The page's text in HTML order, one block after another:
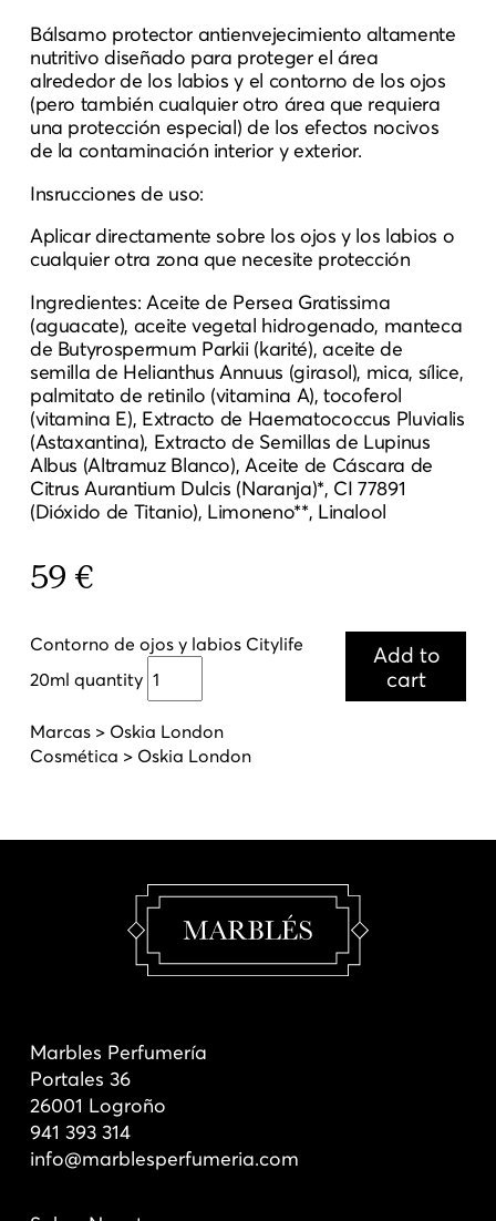
Bálsamo protector antienvejecimiento altamente
nutritivo diseñado para proteger el área
alrededor de los labios y el contorno de los ojos
(pero también cualquier otro área que requiera
una protección especial) de los efectos nocivos
de la contaminación interior y exterior.
Insrucciones de uso:
Aplicar directamente sobre los ojos y los labios o
cualquier otra zona que necesite protección
Ingredientes: Aceite de Persea Gratissima
(aguacate), aceite vegetal hidrogenado, manteca
de Butyrospermum Parkii (karité), aceite de
semilla de Helianthus Annuus (girasol), mica, sílice,
palmitato de retinilo (vitamina A), tocoferol
(vitamina E), Extracto de Haematococcus Pluvialis
(Astaxantina), Extracto de Semillas de Lupinus
Albus (Altramuz Blanco), Aceite de Cáscara de
Citrus Aurantium Dulcis (Naranja)*, CI 77891
(Dióxido de Titanio), Limoneno**, Linalool
59 €
Contorno de ojos y labios Citylife
20ml quantity
Add to
cart
Marcas > Oskia London
Cosmética > Oskia London
Marbles Perfumería
Portales 36
26001 Logroño
941 393 314
info@marblesperfumeria.com